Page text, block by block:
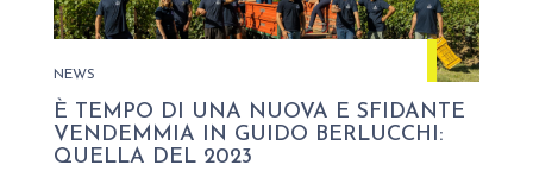
NEWS
È TEMPO DI UNA NUOVA E SFIDANTE
VENDEMMIA IN GUIDO BERLUCCHI:
QUELLA DEL 2023